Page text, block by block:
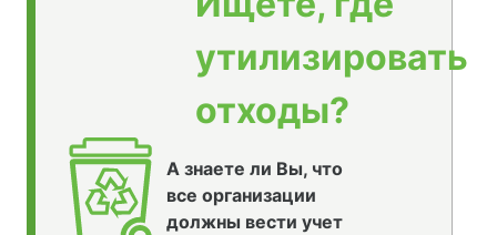
утилизировать
отходы?
А знаете ли Вы, что
все организации
должны вести учет